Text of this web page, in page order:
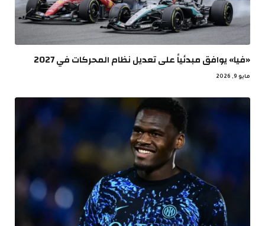
«فيا» يوافق مبدئياً على تعديل نظام المحركات في 2027
مايو 9, 2026